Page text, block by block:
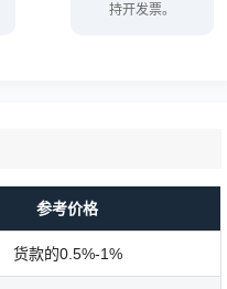
持开发票。
参考价格
货款的0.5%-1%